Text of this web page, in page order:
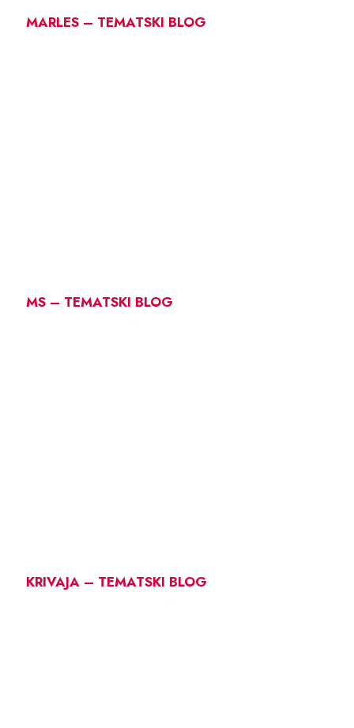
MARLES – TEMATSKI BLOG
MS – TEMATSKI BLOG
KRIVAJA – TEMATSKI BLOG